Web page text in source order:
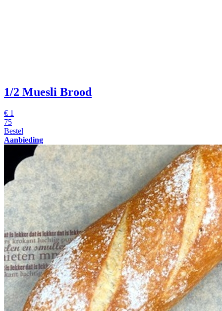
1/2 Muesli Brood
€ 1
75
Bestel
Aanbieding